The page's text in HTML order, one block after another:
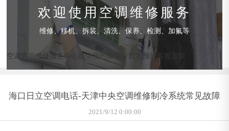
欢迎使用空调维修服务
维修、移机、拆装、清洗、保养、检测、加氟等
空调售后维修服务中心提供预约服务，如需预约客服直拨：
海口日立空调电话-天津中央空调维修制冷系统常见故障
2021/9/12 0:00:00